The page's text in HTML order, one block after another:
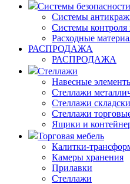
Системы безопасности
Системы
Системы
Расходные
РАСПРОДАЖА
РАСПРОДАЖА
Стеллажи
Навесные
Стеллажи
Стеллажи
Стеллажи
Ящики и
Торговая мебель
Калитки-
Камеры хранения
Прилавки
Стеллажи